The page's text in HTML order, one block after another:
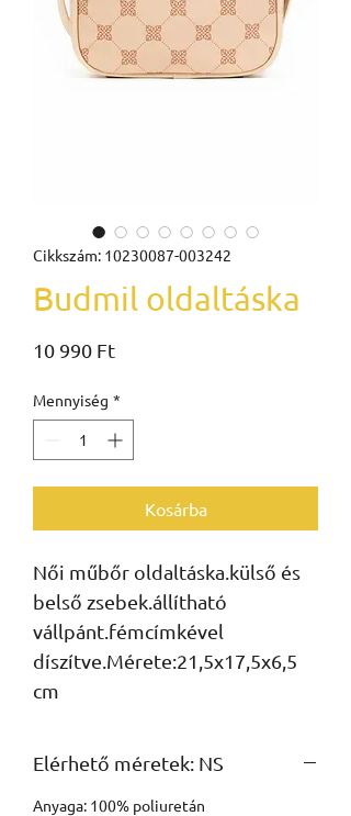
Cikkszám: 10230087-003242
Budmil oldaltáska
10 990 FtÁr
Mennyiség *
Kosárba
Női műbőr oldaltáska.külső és
belső zsebek.állítható
vállpánt.fémcímkével
díszítve.Mérete:21,5x17,5x6,5
cm
Elérhető méretek: NS
Anyaga: 100% poliuretán